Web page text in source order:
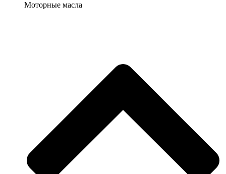
Моторные масла